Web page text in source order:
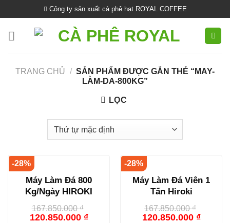
to
content
Công ty sản xuất cà phê hạt ROYAL COFFEE
TRANG CHỦ / SẢN PHẨM ĐƯỢC GẮN THẺ “MAY-
LÀM-DA-800KG”
LỌC
-28%
Máy Làm Đá 800
Kg/Ngày HIROKI
167.850.000₫
120.850.000 ₫
-28%
Máy Làm Đá Viên 1
Tấn Hiroki
167.850.000₫
120.850.000 ₫